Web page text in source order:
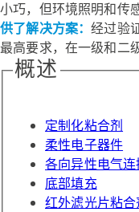
小巧，但环境照明和传
供了解决方案：经过验
最高要求，在一级和二
概述
定制化粘合剂
柔性电子器件
各向异性电气连
底部填充
红外滤光片粘合